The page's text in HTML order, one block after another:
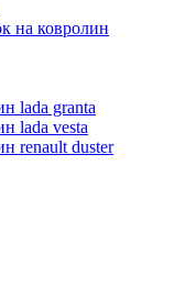
на ковролин
lada granta
lada vesta
renault duster